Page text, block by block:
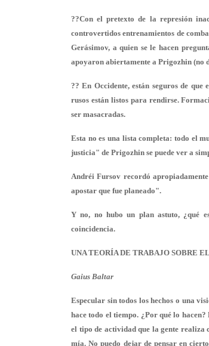
??Con el pretexto de la represión
controvertidos entrenamientos de
Gerásimov, a quien se le hacen
apoyaron abiertamente a Prigozhin (no
?? En Occidente, están seguros de
rusos están listos para rendirse.
ser masacradas.
Esta no es una lista completa: todo el
justicia" de Prigozhin se puede ver a
Andréi Fursov recordó
apostar que fue planeado".
Y no, no hubo un plan astuto, ¿qué
coincidencia.
UNA TEORÍA DE TRABAJO SOBRE
Gaius Baltar
Especular sin todos los hechos o una
hace todo el tiempo. ¿Por qué lo
el tipo de actividad que la gente realiza
mía. No puedo dejar de pensar en